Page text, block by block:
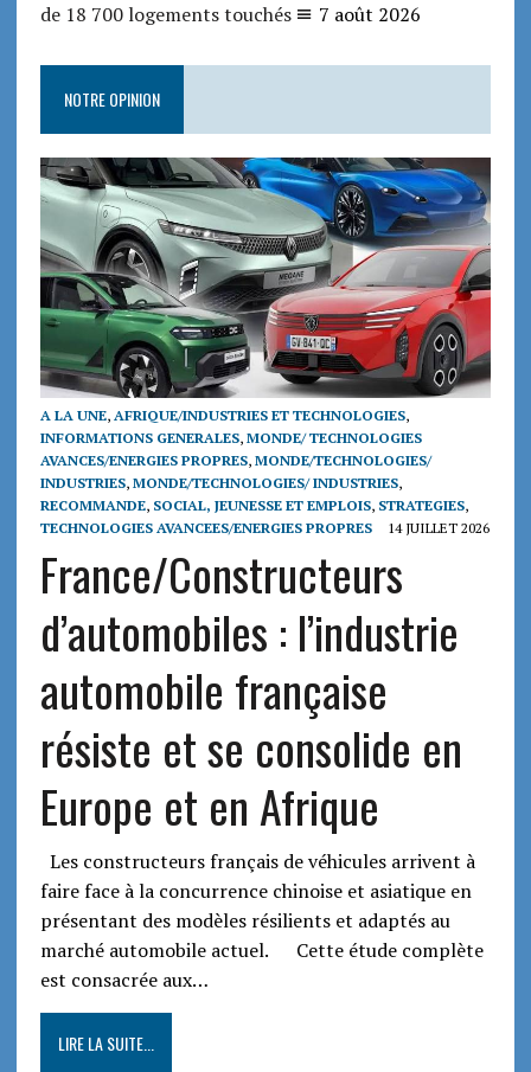
de 18 700 logements touchés
7 août 2026
NOTRE OPINION
A LA UNE, AFRIQUE/INDUSTRIES ET TECHNOLOGIES,
INFORMATIONS GENERALES, MONDE/ TECHNOLOGIES
AVANCES/ENERGIES PROPRES, MONDE/TECHNOLOGIES/
INDUSTRIES, MONDE/TECHNOLOGIES/ INDUSTRIES,
RECOMMANDE, SOCIAL, JEUNESSE ET EMPLOIS, STRATEGIES,
TECHNOLOGIES AVANCEES/ENERGIES PROPRES
14 JUILLET 2026
France/Constructeurs
d’automobiles : l’industrie
automobile française
résiste et se consolide en
Europe et en Afrique
Les constructeurs français de véhicules arrivent à
faire face à la concurrence chinoise et asiatique en
présentant des modèles résilients et adaptés au
marché automobile actuel. Cette étude complète
est consacrée aux…
LIRE LA SUITE...